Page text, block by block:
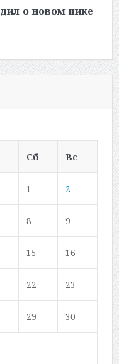
о новом пике
Сб Вс
1 2
8 9
15 16
22 23
29 30